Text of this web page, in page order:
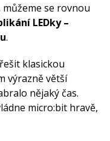
se rovnou
LEDky –
.
klasickou
výrazně větší
nějaký čas.
micro:bit hravě,